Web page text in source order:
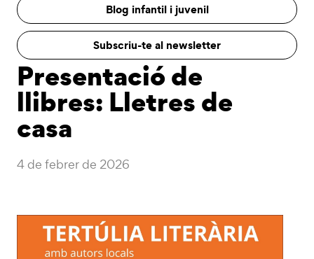
Blog infantil i juvenil
Subscriu-te al newsletter
Presentació de
llibres: Lletres de
casa
4 de febrer de 2026